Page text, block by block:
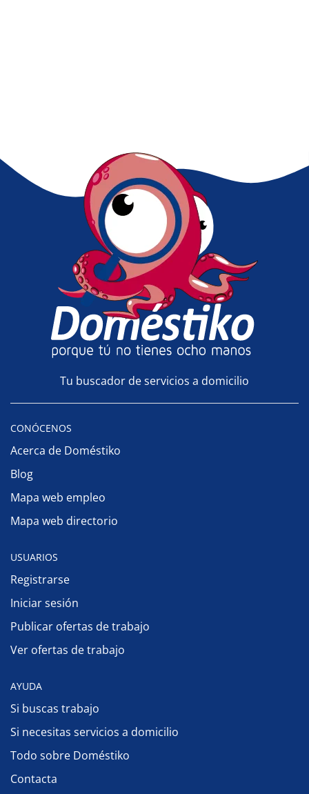
Tu buscador de servicios a domicilio
CONÓCENOS
Acerca de Doméstiko
Blog
Mapa web empleo
Mapa web directorio
USUARIOS
Registrarse
Iniciar sesión
Publicar ofertas de trabajo
Ver ofertas de trabajo
AYUDA
Si buscas trabajo
Si necesitas servicios a domicilio
Todo sobre Doméstiko
Contacta